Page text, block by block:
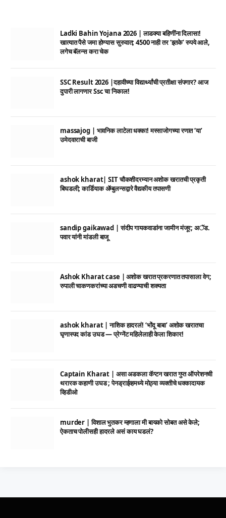
Ladki Bahin Yojana 2026 | लाडक्या बहिणींना दिलासा!
खात्यात पैसे जमा होण्यास सुरुवात; 4500 नाही तर ‘इतके’ रुपये आले,
लगेच बॅलन्स करा चेक
SSC Result 2026 |दहावीच्या विद्यार्थ्यांची प्रतीक्षा संपणार? आज
दुपारी लागणार Ssc चा निकाल!
massajog | भावनिक लाटेला धक्का! मस्साजोगच्या रणात ‘या’
उमेदवाराची बाजी
ashok kharat| SIT चौकशीदरम्यान अशोक खरातची प्रकृती
बिघडली; कार्डियाक ॲम्बुलन्सद्वारे वैद्यकीय तपासणी
sandip gaikawad | संदीप गायकवाडांना जामीन मंजूर; अॅड.
पवार यांनी मांडली बाजू
Ashok Kharat case | अशोक खरात प्रकरणात तपासाला वेग;
रुपाली चाकणकरांच्या अडचणी वाढण्याची शक्यता
ashok kharat | नाशिक हादरलं! ‘भोंदू बाबा’ अशोक खरातचा
घृणास्पद कांड उघड — प्रेग्नेंट महिलेलाही केला शिकार!
Captain Kharat | असा अडकला कॅप्टन खरात गुप्त ऑपरेशनची
थरारक कहाणी उघड ; पेनड्राईव्हमध्ये मोठ्या व्यक्तीचे धक्कादायक
व्हिडीओ
murder | विशाल भुतकर म्हणाला मी बायको सोबत असे केले;
ऐकताच पोलीसही हादरले असं काय घडलं?